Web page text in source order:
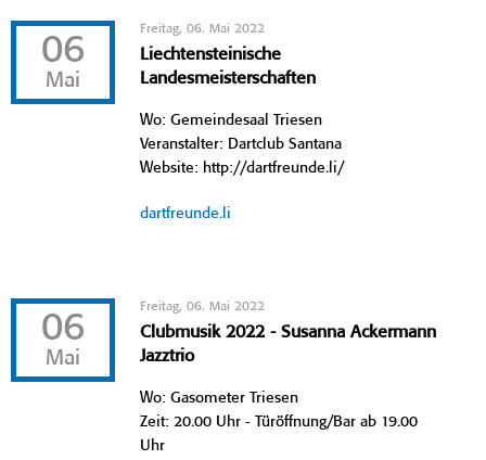
06
Mai
Freitag, 06. Mai 2022
Liechtensteinische
Landesmeisterschaften
Wo: Gemeindesaal Triesen
Veranstalter: Dartclub Santana
Website: http://dartfreunde.li/
dartfreunde.li
06
Mai
Freitag, 06. Mai 2022
Clubmusik 2022 - Susanna Ackermann
Jazztrio
Wo: Gasometer Triesen
Zeit: 20.00 Uhr - Türöffnung/Bar ab 19.00
Uhr